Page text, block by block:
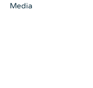
Media